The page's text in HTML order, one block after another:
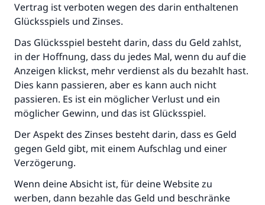
Vertrag ist verboten wegen des darin enthaltenen
Glücksspiels und Zinses.
Das Glücksspiel besteht darin, dass du Geld zahlst,
in der Hoffnung, dass du jedes Mal, wenn du auf die
Anzeigen klickst, mehr verdienst als du bezahlt hast.
Dies kann passieren, aber es kann auch nicht
passieren. Es ist ein möglicher Verlust und ein
möglicher Gewinn, und das ist Glücksspiel.
Der Aspekt des Zinses besteht darin, dass es Geld
gegen Geld gibt, mit einem Aufschlag und einer
Verzögerung.
Wenn deine Absicht ist, für deine Website zu
werben, dann bezahle das Geld und beschränke